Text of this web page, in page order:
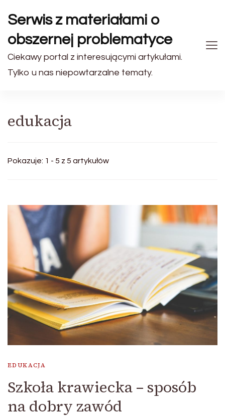
Serwis z materiałami o
obszernej problematyce
Ciekawy portal z interesującymi artykułami.
Tylko u nas niepowtarzalne tematy.
edukacja
Pokazuje: 1 - 5 z 5 artykułów
EDUKACJA
Szkoła krawiecka – sposób
na dobry zawód